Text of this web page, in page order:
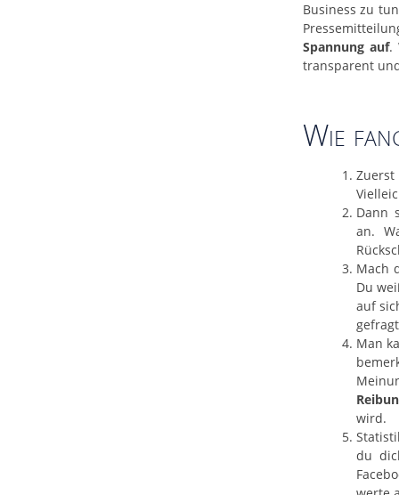
Business zu
Spannung auf.
transparent
Wie
Dann
an.
Mach
Du
auf
Man
wird.
du